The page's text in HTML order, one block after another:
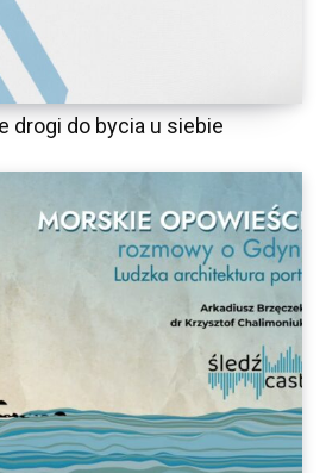
drogi do bycia u siebie